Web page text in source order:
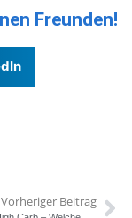
Freunden!
Vorheriger Beitrag